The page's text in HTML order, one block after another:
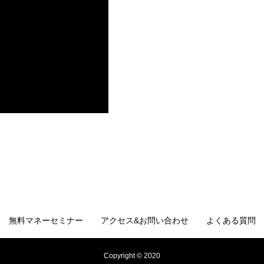
無料マネーセミナー アクセス&お問い合わせ よくある質問
Copyright © 2020